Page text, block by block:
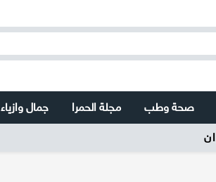
صحة وطب مجلة الحمرا جمال وازياء